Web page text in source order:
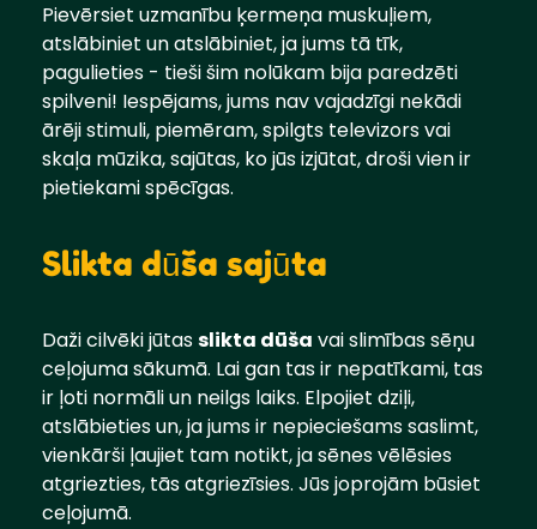
Pievērsiet uzmanību ķermeņa muskuļiem,
atslābiniet un atslābiniet, ja jums tā tīk,
pagulieties - tieši šim nolūkam bija paredzēti
spilveni! Iespējams, jums nav vajadzīgi nekādi
ārēji stimuli, piemēram, spilgts televizors vai
skaļa mūzika, sajūtas, ko jūs izjūtat, droši vien ir
pietiekami spēcīgas.
Slikta dūša sajūta
Daži cilvēki jūtasslikta dūša vai slimības sēņu
ceļojuma sākumā. Lai gan tas ir nepatīkami, tas
ir ļoti normāli un neilgs laiks. Elpojiet dziļi,
atslābieties un, ja jums ir nepieciešams saslimt,
vienkārši ļaujiet tam notikt, ja sēnes vēlēsies
atgriezties, tās atgriezīsies. Jūs joprojām būsiet
ceļojumā.